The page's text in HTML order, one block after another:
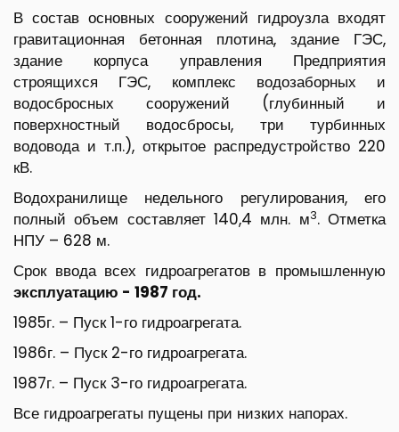
В состав основных сооружений гидроузла входят
гравитационная бетонная плотина, здание ГЭС,
здание корпуса управления Предприятия
строящихся ГЭС, комплекс водозаборных и
водосбросных сооружений (глубинный и
поверхностный водосбросы, три турбинных
водовода и т.п.), открытое распредустройство 220
кВ.
Водохранилище недельного регулирования, его
полный объем составляет 140,4 млн. м3. Отметка
НПУ – 628 м.
Срок ввода всех гидроагрегатов в промышленную
эксплуатацию - 1987 год.
1985г. – Пуск 1-го гидроагрегата.
1986г. – Пуск 2-го гидроагрегата.
1987г. – Пуск 3-го гидроагрегата.
Все гидроагрегаты пущены при низких напорах.